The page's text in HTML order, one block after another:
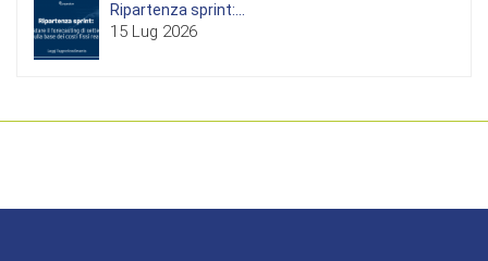
Ripartenza sprint:...
15 Lug 2026